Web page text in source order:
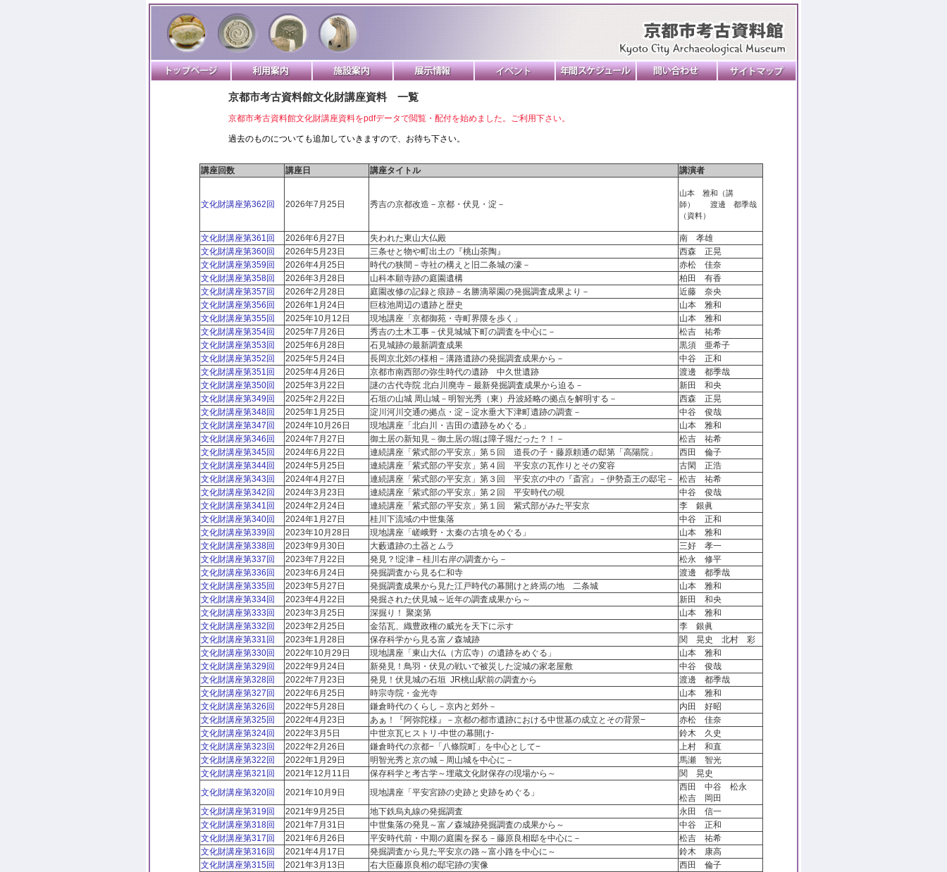
京都市考古資料館文化財講座資料 一覧
京都市考古資料館文化財講座資料をpdfデータで閲覧・配付を始めました。ご利用下さい。
過去のものについても追加していきますので、お待ち下さい。
講座回数 講座日 講座タイトル 講演者
文化財講座第362回 2026年7月25日 秀吉の京都改造－京都・伏見・淀－
山本 雅和（講
師） 渡邊 都季哉
（資料）
文化財講座第361回 2026年6月27日 失われた東山大仏殿
南 孝雄
文化財講座第360回
2026年5月23日 三条せと物や町出土の『桃山茶陶』
西森 正晃
文化財講座第359回
2026年4月25日 時代の狭間－寺社の構えと旧二条城の濠－
赤松 佳奈
文化財講座第358回
2026年3月28日 山科本願寺跡の庭園遺構
柏田 有香
文化財講座第357回
2026年2月28日 庭園改修の記録と痕跡－名勝滴翠園の発掘調査成果より－
近藤 奈央
文化財講座第356回
2026年1月24日 巨椋池周辺の遺跡と歴史
山本 雅和
文化財講座第355回
2025年10月12日 現地講座「京都御苑・寺町界隈を歩く」
山本 雅和
文化財講座第354回
2025年7月26日 秀吉の土木工事－伏見城城下町の調査を中心に－
松吉 祐希
文化財講座第353回
2025年6月28日 石見城跡の最新調査成果
黒須 亜希子
文化財講座第352回
2025年5月24日 長岡京北郊の様相－溝路遺跡の発掘調査成果から－
中谷 正和
文化財講座第351回
2025年4月26日 京都市南西部の弥生時代の遺跡 中久世遺跡
渡邊 都季哉
文化財講座第350回
2025年3月22日 謎の古代寺院 北白川廃寺－最新発掘調査成果から迫る－
新田 和央
文化財講座第349回
2025年2月22日 石垣の山城 周山城－明智光秀（東）丹波経略の拠点を解明する－
西森 正晃
文化財講座第348回
2025年1月25日 淀川河川交通の拠点・淀－淀水垂大下津町遺跡の調査－
中谷 俊哉
文化財講座第347回
2024年10月26日 現地講座「北白川・吉田の遺跡をめぐる」
山本 雅和
文化財講座第346回
2024年7月27日 御土居の新知見－御土居の堀は障子堀だった？！－
松吉 祐希
文化財講座第345回
2024年6月22日 連続講座「紫式部の平安京」第５回 道長の子・藤原頼通の邸第「高陽院」
西田 倫子
文化財講座第344回
2024年5月25日 連続講座「紫式部の平安京」第４回 平安京の瓦作りとその変容
古閑 正浩
文化財講座第343回
2024年4月27日 連続講座「紫式部の平安京」第３回 平安京の中の『斎宮』－伊勢斎王の邸宅－
松吉 祐希
文化財講座第342回
2024年3月23日 連続講座「紫式部の平安京」第２回 平安時代の硯
中谷 俊哉
文化財講座第341回
2024年2月24日 連続講座「紫式部の平安京」第１回 紫式部がみた平安京
李 銀眞
文化財講座第340回
2024年1月27日 桂川下流域の中世集落
中谷 正和
文化財講座第339回
2023年10月28日 現地講座「嵯峨野・太秦の古墳をめぐる」
山本 雅和
文化財講座第338回
2023年9月30日 大藪遺跡の土器とムラ
三好 孝一
文化財講座第337回
2023年7月22日 発見？!淀津－桂川右岸の調査から－
松永 修平
文化財講座第336回
2023年6月24日 発掘調査から見る仁和寺
渡邊 都季哉
文化財講座第335回
2023年5月27日 発掘調査成果から見た江戸時代の幕開けと終焉の地 二条城
山本 雅和
文化財講座第334回
2023年4月22日 発掘された伏見城～近年の調査成果から～
新田 和央
文化財講座第333回
2023年3月25日 深掘り！ 聚楽第
山本 雅和
文化財講座第332回
2023年2月25日 金箔瓦、織豊政権の威光を天下に示す
李 銀眞
文化財講座第331回
2023年1月28日 保存科学から見る富ノ森城跡
関 晃史 北村 彩
文化財講座第330回
2022年10月29日 現地講座「東山大仏（方広寺）の遺跡をめぐる」
山本 雅和
文化財講座第329回
2022年9月24日 新発見！鳥羽・伏見の戦いで被災した淀城の家老屋敷
中谷 俊哉
文化財講座第328回
2022年7月23日 発見！伏見城の石垣 JR桃山駅前の調査から
渡邊 都季哉
文化財講座第327回
2022年6月25日 時宗寺院・金光寺
山本 雅和
文化財講座第326回
2022年5月28日 鎌倉時代のくらし－京内と郊外－
内田 好昭
文化財講座第325回
2022年4月23日 あぁ！『阿弥陀様』－京都の都市遺跡における中世墓の成立とその背景−
赤松 佳奈
文化財講座第324回
2022年3月5日 中世京瓦ヒストリ-中世の幕開け-
鈴木 久史
文化財講座第323回
2022年2月26日 鎌倉時代の京都−「八條院町」を中心として−
上村 和直
文化財講座第322回
2022年1月29日 明智光秀と京の城－周山城を中心に－
馬瀬 智光
文化財講座第321回
2021年12月11日 保存科学と考古学～埋蔵文化財保存の現場から～
関 晃史
文化財講座第320回
2021年10月9日 現地講座「平安宮跡の史跡と史跡をめぐる」
西田 中谷 松永
松吉 岡田
文化財講座第319回
2021年9月25日 地下鉄烏丸線の発掘調査
永田 信一
文化財講座第318回
2021年7月31日 中世集落の発見～富ノ森城跡発掘調査の成果から～
中谷 正和
文化財講座第317回
2021年6月26日 平安時代前・中期の庭園を探る－藤原良相邸を中心に－
松吉 祐希
文化財講座第316回
2021年4月17日 発掘調査から見た平安京の路～富小路を中心に～
鈴木 康高
文化財講座第315回
2021年3月13日 右大臣藤原良相の邸宅跡の実像
西田 倫子